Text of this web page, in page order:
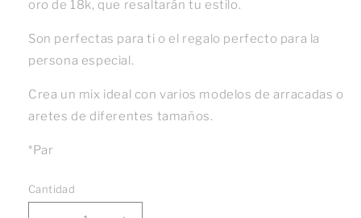
oro de 18k, que resaltarán tu estilo.
Son perfectas para ti o el regalo perfecto para la
persona especial.
Crea un mix ideal con varios modelos de arracadas o
aretes de diferentes tamaños.
*Par
Cantidad